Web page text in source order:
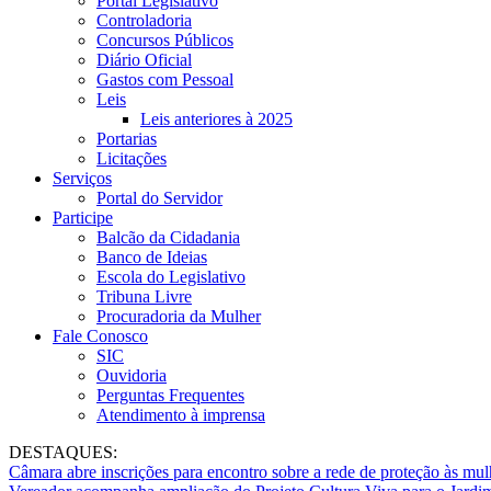
Controladoria
Concursos Públicos
Diário Oficial
Gastos com Pessoal
Leis
Leis anteriores à 2025
Portarias
Licitações
Serviços
Portal do Servidor
Participe
Balcão da Cidadania
Banco de Ideias
Escola do Legislativo
Tribuna Livre
Procuradoria da Mulher
Fale Conosco
SIC
Ouvidoria
Perguntas Frequentes
Atendimento à imprensa
DESTAQUES:
Câmara abre inscrições para encontro sobre a rede de proteção às